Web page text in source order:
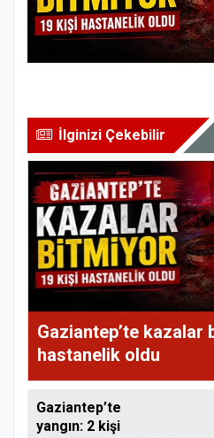
İlginizi Çekebilir
Gaziantep’te kazalar
hastanelik oldu
Gaziantep’te
yangın: 2 kişi